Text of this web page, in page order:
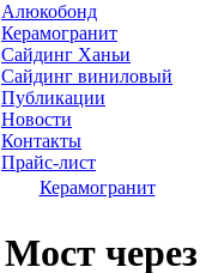
Алюкобонд
Керамогранит
Сайдинг Ханьи
Сайдинг виниловый
Публикации
Новости
Контакты
Прайс-лист
Керамогранит
Мост